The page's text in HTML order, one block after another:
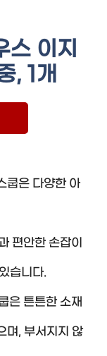
스 이지
, 1개
쿱은 다양한 아
편안한 손잡이
습니다.
은 튼튼한 소재
며, 부서지지 않